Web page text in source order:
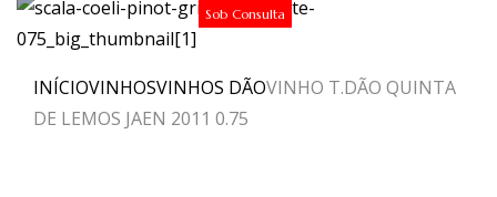
Sob Consulta
INÍCIOVINHOSVINHOS DÃOVINHO T.DÃO QUINTA
DE LEMOS JAEN 2011 0.75